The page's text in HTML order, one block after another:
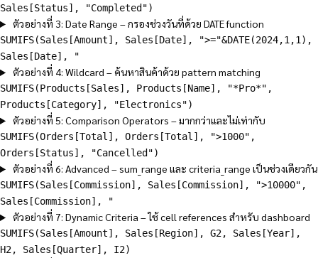
Sales[Status], "Completed")
ตัวอย่างที่ 3: Date Range – กรองช่วงวันที่ด้วย DATE function
SUMIFS(Sales[Amount], Sales[Date], ">="&DATE(2024,1,1),
Sales[Date], "
ตัวอย่างที่ 4: Wildcard – ค้นหาสินค้าด้วย pattern matching
SUMIFS(Products[Sales], Products[Name], "*Pro*",
Products[Category], "Electronics")
ตัวอย่างที่ 5: Comparison Operators – มากกว่าและไม่เท่ากับ
SUMIFS(Orders[Total], Orders[Total], ">1000",
Orders[Status], "Cancelled")
ตัวอย่างที่ 6: Advanced – sum_range และ criteria_range เป็นช่วงเดียวกัน
SUMIFS(Sales[Commission], Sales[Commission], ">10000",
Sales[Commission], "
ตัวอย่างที่ 7: Dynamic Criteria – ใช้ cell references สำหรับ dashboard
SUMIFS(Sales[Amount], Sales[Region], G2, Sales[Year],
H2, Sales[Quarter], I2)